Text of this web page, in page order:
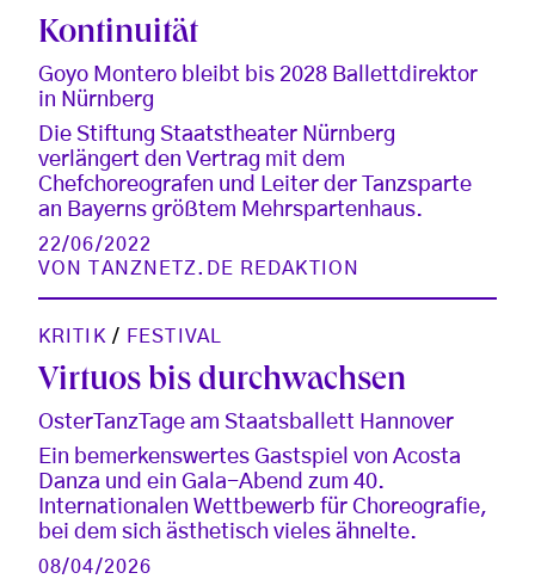
Kontinuität
Goyo Montero bleibt bis 2028 Ballettdirektor
in Nürnberg
Die Stiftung Staatstheater Nürnberg
verlängert den Vertrag mit dem
Chefchoreografen und Leiter der Tanzsparte
an Bayerns größtem Mehrspartenhaus.
22/06/2022
VON
TANZNETZ.DE REDAKTION
KRITIK / FESTIVAL
Virtuos bis durchwachsen
OsterTanzTage am Staatsballett Hannover
Ein bemerkenswertes Gastspiel von Acosta
Danza und ein Gala-Abend zum 40.
Internationalen Wettbewerb für Choreografie,
bei dem sich ästhetisch vieles ähnelte.
08/04/2026